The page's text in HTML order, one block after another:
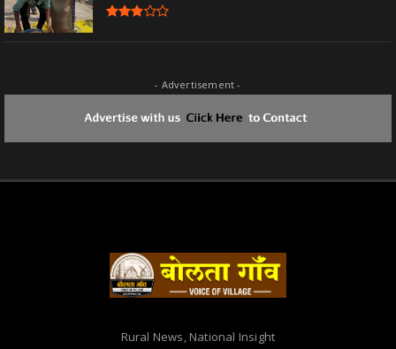
- Advertisement -
Rural News, National Insight